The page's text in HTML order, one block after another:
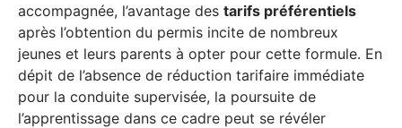
accompagnée, l’avantage des tarifs préférentiels
après l’obtention du permis incite de nombreux
jeunes et leurs parents à opter pour cette formule. En
dépit de l’absence de réduction tarifaire immédiate
pour la conduite supervisée, la poursuite de
l’apprentissage dans ce cadre peut se révéler